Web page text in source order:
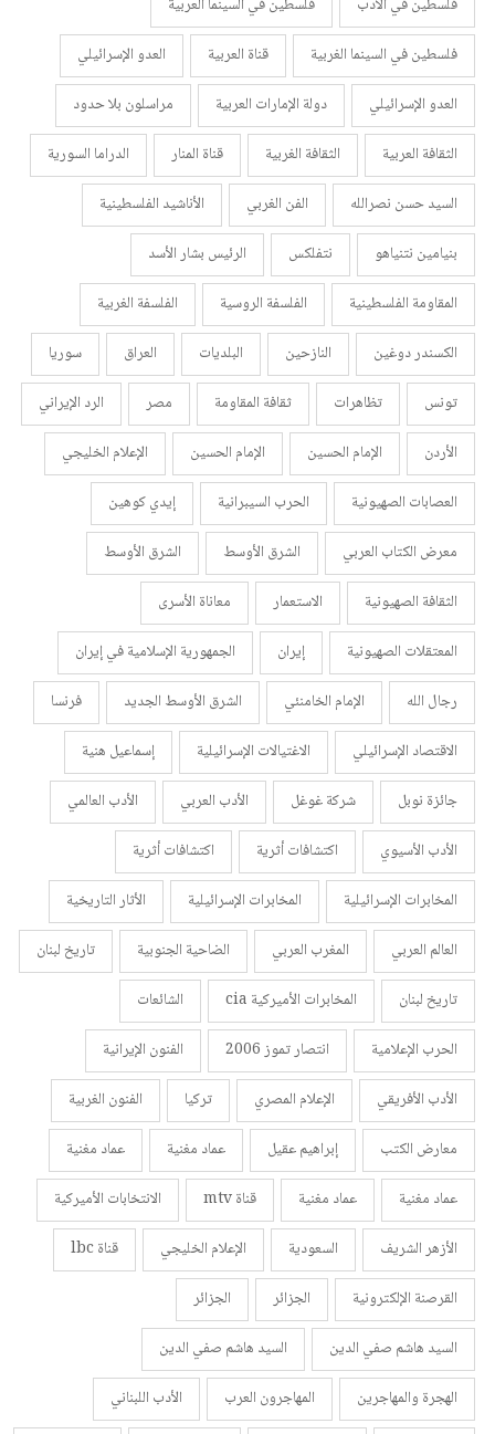
فلسطين في الأدب
فلسطين في السينما العربية
فلسطين في السينما الغربية
قناة العربية
العدو الإسرائيلي
العدو الإسرائيلي
دولة الإمارات العربية
مراسلون بلا حدود
الثقافة العربية
الثقافة الغربية قناة المنار
الدراما السورية
السيد حسن نصرالله
الفن الغربي
الأناشيد الفلسطينية
بنيامين نتنياهو
نتفلكس
الرئيس بشار الأسد
المقاومة الفلسطينية
الفلسفة الروسية
الفلسفة الغربية
الكسندر دوغين
النازحين البلديات العراق
سوريا
تونس
تظاهرات ثقافة المقاومة مصر
الرد الإيراني
الأردن
الإمام الحسين الإمام الحسين
الإعلام الخليجي
العصابات الصهيونية
الحرب السيبرانية
إيدي كوهين
معرض الكتاب العربي
الشرق الأوسط
الشرق الأوسط
الثقافة الصهيونية
الاستعمار
معاناة الأسرى
المعتقلات الصهيونية
إيران
الجمهورية الإسلامية في إيران
رجال الله
الإمام الخامنئي الشرق الأوسط الجديد
فرنسا
الاقتصاد الإسرائيلي
الاغتيالات الإسرائيلية
إسماعيل هنية
جائزة نوبل
شركة غوغل الأدب العربي
الأدب العالمي
الأدب الأسيوي
اكتشافات أثرية
اكتشافات أثرية
المخابرات الإسرائيلية
المخابرات الإسرائيلية
الأثار التاريخية
العالم العربي
المغرب العربي الضاحية الجنوبية
تاريخ لبنان
تاريخ لبنان
المخابرات الأميركية cia
الشائعات
الحرب الإعلامية
انتصار تموز 2006
الفنون الإيرانية
الأدب الأفريقي
الإعلام المصري تركيا
الفنون الغربية
معارض الكتب
إبراهيم عقيل عماد مغنية
عماد مغنية
عماد مغنية
عماد مغنية قناة mtv
الانتخابات الأميركية
الأزهر الشريف
السعودية الإعلام الخليجي
قناة lbc
القرصنة الإلكترونية
الجزائر
الجزائر
السيد هاشم صفي الدين
السيد هاشم صفي الدين
الهجرة والمهاجرين
المهاجرون العرب
الأدب اللبناني